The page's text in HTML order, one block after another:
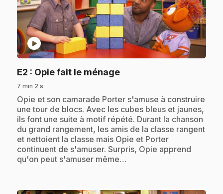
play_circle
E2 : Opie fait le ménage.
7 min 2 s
.Opie et son camarade Porter s'amuse à construire
une tour de blocs. Avec les cubes bleus et jaunes,
ils font une suite à motif répété. Durant la chanson
du grand rangement, les amis de la classe rangent
et nettoient la classe mais Opie et Porter
continuent de s'amuser. Surpris, Opie apprend
qu'on peut s'amuser même…